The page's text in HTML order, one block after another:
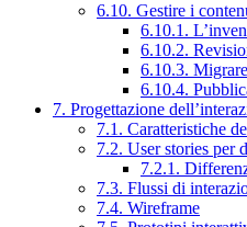
6.10. Gestire i
6.10.1.
6.10.2.
6.10.3.
6.10.4.
7. Progettazione
7.1. Caratteristiche
7.2. User stories per
7.2.1.
7.3. Flussi di
7.4. Wireframe